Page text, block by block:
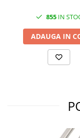
Sisteme de răcire
Ventilatoare (FAN)
Unități de
Componente
855IN
ADAUGA IN